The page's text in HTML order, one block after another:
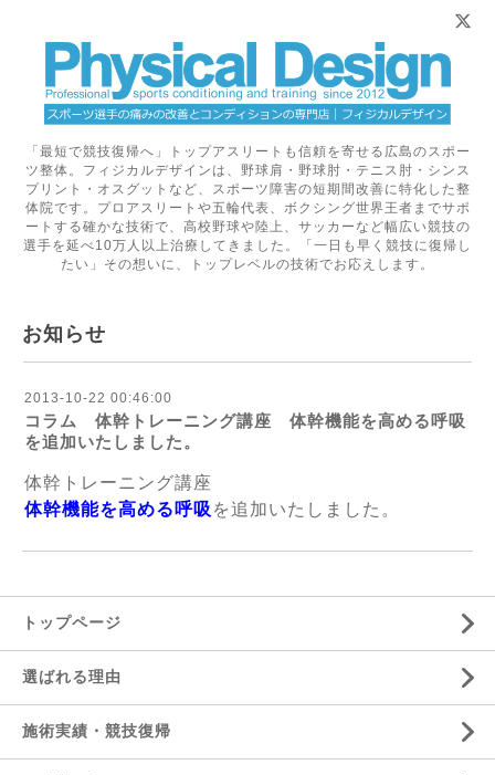
「最短で競技復帰へ」トップアスリートも信頼を寄せる広島のスポー
ツ整体。フィジカルデザインは、野球肩・野球肘・テニス肘・シンス
プリント・オスグットなど、スポーツ障害の短期間改善に特化した整
体院です。プロアスリートや五輪代表、ボクシング世界王者までサポ
ートする確かな技術で、高校野球や陸上、サッカーなど幅広い競技の
選手を延べ10万人以上治療してきました。「一日も早く競技に復帰し
たい」その想いに、トップレベルの技術でお応えします。
お知らせ
2013-10-22 00:46:00
コラム 体幹トレーニング講座 体幹機能を高める呼吸
を追加いたしました。
体幹トレーニング講座
体幹機能を高める呼吸 を追加いたしました。
トップページ
選ばれる理由
施術実績・競技復帰